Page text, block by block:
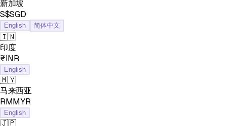
新加坡
S$SGD
English 简体中文
🇮🇳
印度
₹INR
English
🇲🇾
马来西亚
RMMYR
English
🇯🇵